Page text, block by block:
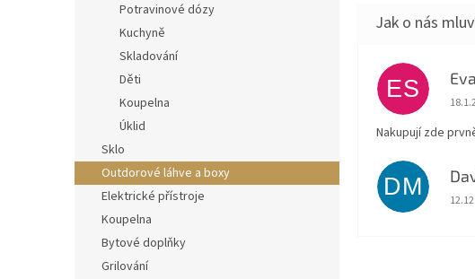
Potravinové dózy
Kuchyně
Skladování
Děti
Koupelna
Úklid
Sklo
Outdorové láhve a boxy
Elektrické přístroje
Koupelna
Bytové doplňky
Grilování
ES
Nakupují zde
DM